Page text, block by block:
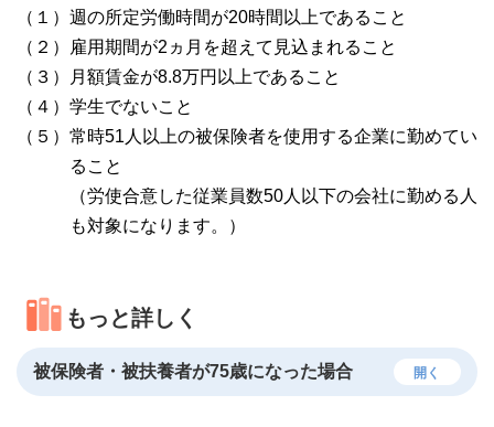
（１）週の所定労働時間が20時間以上であること
（２）雇用期間が2ヵ月を超えて見込まれること
（３）月額賃金が8.8万円以上であること
（４）学生でないこと
（５）常時51人以上の被保険者を使用する企業に勤めてい
ること
（労使合意した従業員数50人以下の会社に勤める人
も対象になります。）
もっと詳しく
被保険者・被扶養者が75歳になった場合 開く